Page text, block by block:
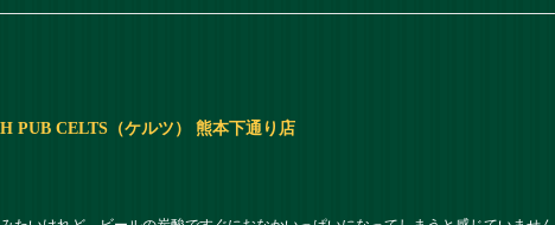
PUB CELTS（ケルツ） 熊本下通り店